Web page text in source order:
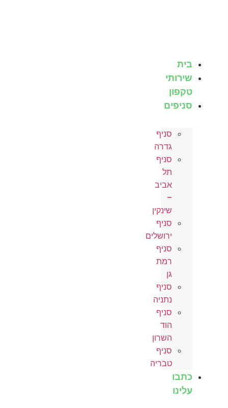
בית
שירותי
טקפון
סניפים
סניף
גדרה
סניף
תל
אביב
–
שינקין
סניף
ירושלים
סניף
רמת
גן
סניף
נתניה
סניף
הוד
השרון
סניף
טבריה
כתבו
עלינו